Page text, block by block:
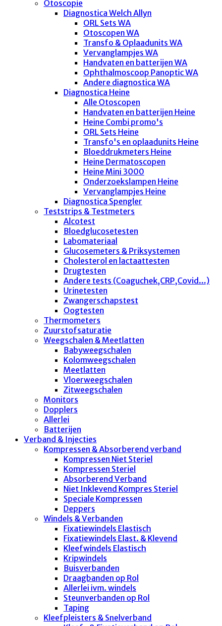
Otoscopie
Diagnostica Welch Allyn
ORL Sets WA
Otoscopen WA
Transfo & Oplaadunits WA
Vervanglampjes WA
Handvaten en batterijen WA
Ophthalmoscoop Panoptic WA
Andere diagnostica WA
Diagnostica Heine
Alle Otoscopen
Handvaten en batterijen Heine
Heine Combi promo's
ORL Sets Heine
Transfo's en oplaadunits Heine
Bloeddrukmeters Heine
Heine Dermatoscopen
Heine Mini 3000
Onderzoekslampen Heine
Vervanglampjes Heine
Diagnostica Spengler
Teststrips & Testmeters
Alcotest
Bloedglucosetesten
Labomateriaal
Glucosemeters & Priksystemen
Cholesterol en lactaattesten
Drugtesten
Andere tests (Coaguchek,CRP,Covid...)
Urinetesten
Zwangerschapstest
Oogtesten
Thermometers
Zuurstofsaturatie
Weegschalen & Meetlatten
Babyweegschalen
Kolomweegschalen
Meetlatten
Vloerweegschalen
Zitweegschalen
Monitors
Dopplers
Allerlei
Batterijen
Verband & Injecties
Kompressen & Absorberend verband
Kompressen Niet Steriel
Kompressen Steriel
Absorberend Verband
Niet Inklevend Kompres Steriel
Speciale Kompressen
Deppers
Windels & Verbanden
Fixatiewindels Elastisch
Fixatiewindels Elast. & Klevend
Kleefwindels Elastisch
Kripwindels
Buisverbanden
Draagbanden op Rol
Allerlei ivm. windels
Steunverbanden op Rol
Taping
Kleefpleisters & Snelverband